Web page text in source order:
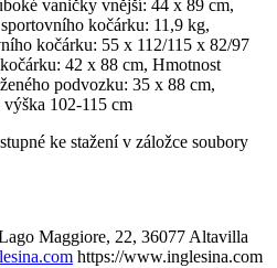
vaničky vnější: 44 x 89 cm,
kočárku: 11,9 kg,
kočárku: 55 x 112/115 x 82/97
42 x 88 cm, Hmotnost
podvozku: 35 x 88 cm,
102-115 cm
ke stažení v záložce soubory
Maggiore, 22, 36077 Altavilla
https://www.inglesina.com